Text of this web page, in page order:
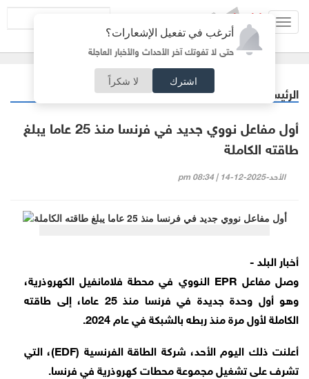
أترغب في تفعيل الإشعارات؟
حتى لا تفوتك آخر الأحداث والأخبار العاجلة
اشترك لا شكراً
الرئيسية عربي دولي
أول مفاعل نووي جديد في فرنسا منذ 25 عاما يبلغ
طاقته الكاملة
الأحد-2025-12-14 | 08:34 pm
أخبار البلد -
وصل مفاعل EPR النووي في محطة فلامانفيل الكهروذرية،
وهو أول وحدة جديدة في فرنسا منذ 25 عاما، إلى طاقته
الكاملة لأول مرة منذ ربطه بالشبكة في عام 2024.
أعلنت ذلك اليوم الأحد، شركة الطاقة الفرنسية (EDF)، التي
تشرف على تشغيل مجموعة محطات كهروذرية في فرنسا.